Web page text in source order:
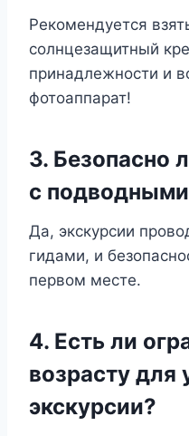
Рекомендуется
солнцезащитный
принадлежности и
фотоаппарат!
3. Безопасно
с
Да, экскурсии
гидами, и
первом месте.
4. Есть ли
возрасту для
экскурсии?